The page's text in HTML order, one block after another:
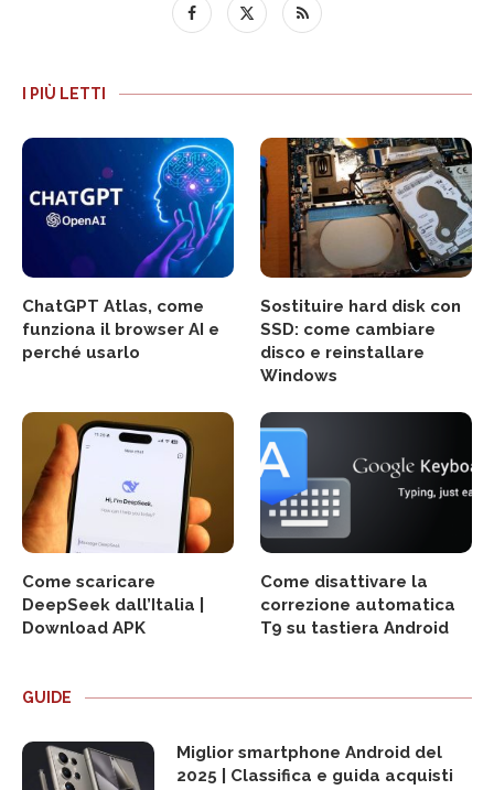
I PIÙ LETTI
ChatGPT Atlas, come
funziona il browser AI e
perché usarlo
Sostituire hard disk con
SSD: come cambiare
disco e reinstallare
Windows
Come scaricare
DeepSeek dall’Italia |
Download APK
Come disattivare la
correzione automatica
T9 su tastiera Android
GUIDE
Miglior smartphone Android del
2025 | Classifica e guida acquisti